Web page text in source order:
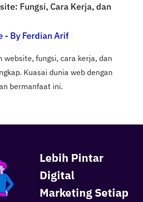
Fungsi, Cara Kerja, dan
- By Ferdian Arif
website, fungsi, cara kerja, dan
Kuasai dunia web dengan
bermanfaat ini.
Lebih Pintar
Digital
Marketing Setiap